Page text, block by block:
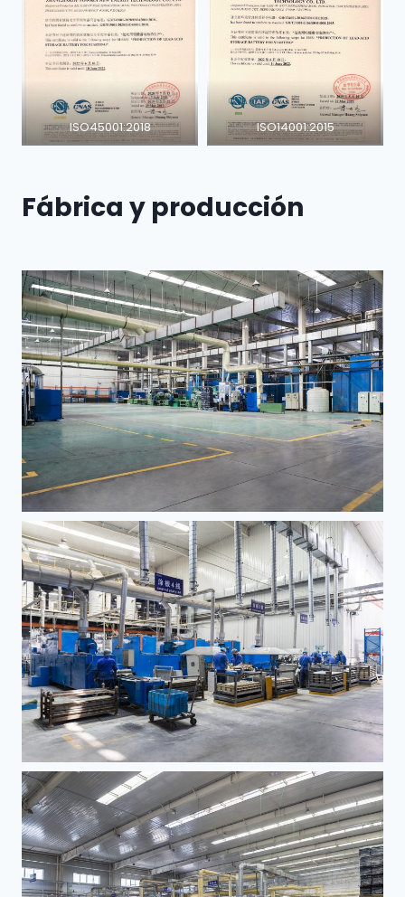
ISO45001:2018 ISO14001:2015
Fábrica y producción